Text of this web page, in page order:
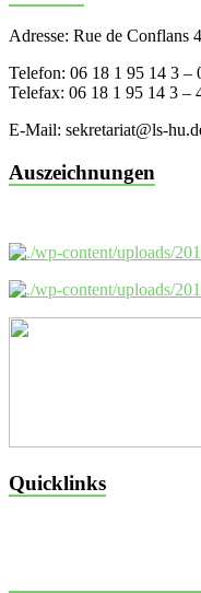
Adresse: Rue de Conflans
Telefon: 06 18 1 95 14 3 –
Telefax: 06 18 1 95 14 3 –
E-Mail: sekretariat@ls-
Auszeichnungen
Quicklinks